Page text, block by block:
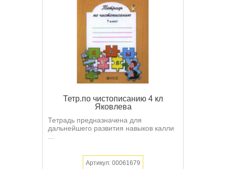
Тетр.по чистописанию 4 кл
Яковлева
Тетрадь предназначена для
дальнейшего развития навыков калли
Артикул: 00061679